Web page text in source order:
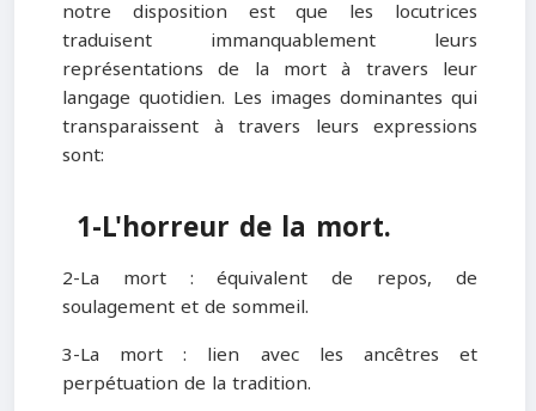
notre disposition est que les locutrices
traduisent immanquablement leurs
représentations de la mort à travers leur
langage quotidien. Les images dominantes qui
transparaissent à travers leurs expressions
sont:
1-L'horreur de la mort.
2-La mort : équivalent de repos, de
soulagement et de sommeil.
3-La mort : lien avec les ancêtres et
perpétuation de la tradition.